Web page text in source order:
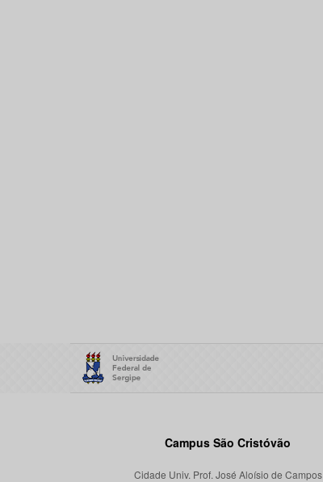
Campus São Cristóvão
Cidade Univ. Prof. José Aloísio de Campos